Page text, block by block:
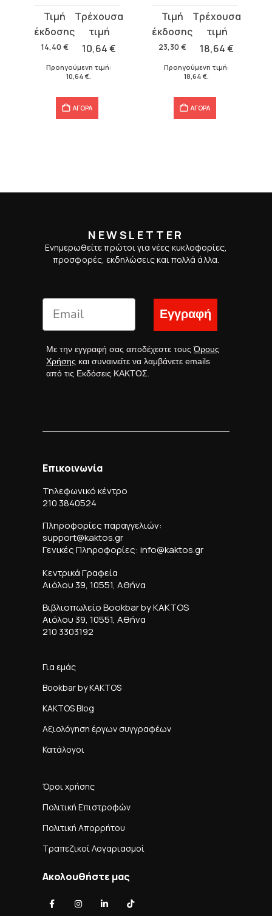
14,40 €
Original
price
was:
10,64€
τρέχουσα
τιμή
10,64 €.
Προηγούμενη τιμή:
10,64 €
ΑΓΟΡΑ
23,30 €
Original
price
was:
18,64€
τρέχουσα
τιμή
18,64 €.
Προηγούμενη τιμή:
18,64 €
ΑΓΟΡΑ
NEWSLETTER
Ενημερωθείτε πρώτοι για νέες κυκλοφορίες,
προσφορές, εκδηλώσεις και πολλά άλλα.
Εγγραφή
Με την εγγραφή σας αποδέχεστε τουςΌρους
Χρήσης και συναινείτε να λαμβάνετε emails
από τις Εκδόσεις ΚΑΚΤΟΣ.
Επικοινωνία
Τηλεφωνικό κέντρο
210 3840524
Πληροφορίες παραγγελιών:
support@kaktos.gr
Γενικές Πληροφορίες: info@kaktos.gr
Κεντρικά Γραφεία
Αιόλου 39, 10551, Αθήνα
Βιβλιοπωλείο Bookbar by KAKTOS
Αιόλου 39, 10551, Αθήνα
210 3303192
Για εμάς
Bookbar by KAKTOS
KAKTOS Blog
Αξιολόγηση έργων συγγραφέων
Κατάλογοι
Όροι χρήσης
Πολιτική Επιστροφών
Πολιτική Απορρήτου
Τραπεζικοί Λογαριασμοί
Ακολουθήστε μας